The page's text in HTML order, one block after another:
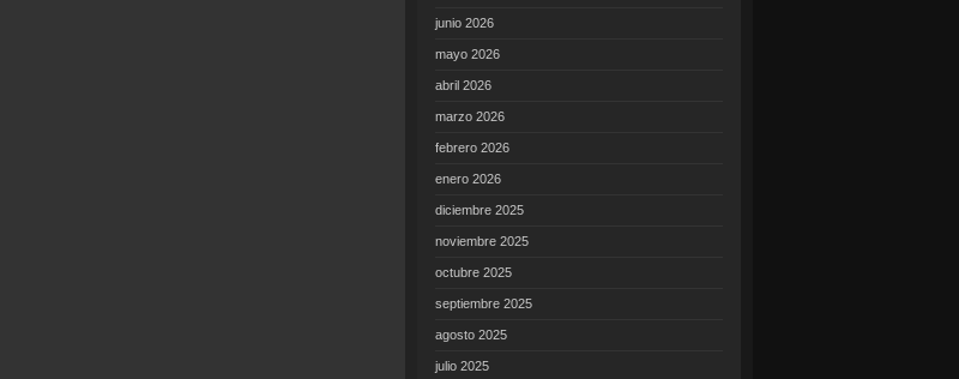
junio 2026
mayo 2026
abril 2026
marzo 2026
febrero 2026
enero 2026
diciembre 2025
noviembre 2025
octubre 2025
septiembre 2025
agosto 2025
julio 2025